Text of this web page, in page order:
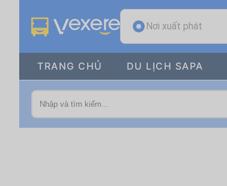
Nơi xuất phát
TRANG CHỦ DU LỊCH SAPA